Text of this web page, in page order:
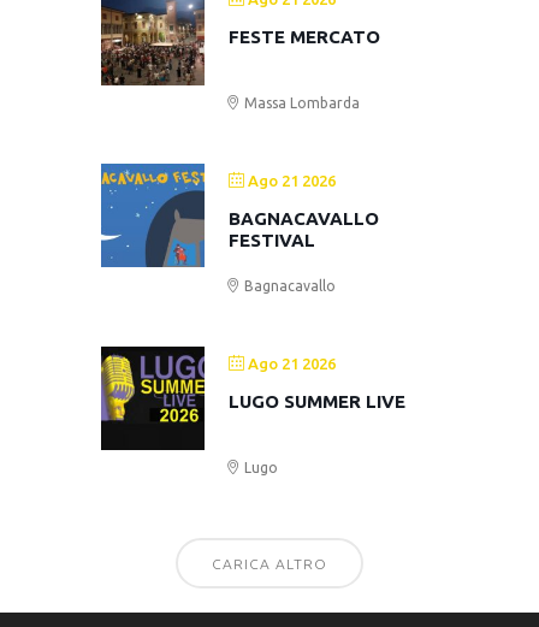
FESTE MERCATO
Massa Lombarda
Ago 21 2026
BAGNACAVALLO
FESTIVAL
Bagnacavallo
Ago 21 2026
LUGO SUMMER LIVE
Lugo
CARICA ALTRO